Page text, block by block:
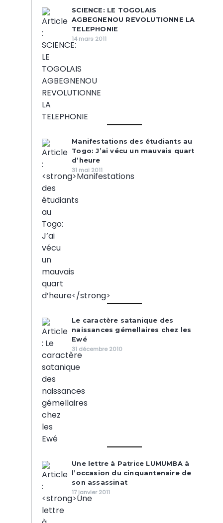
SCIENCE: LE TOGOLAIS
AGBEGNENOU REVOLUTIONNE LA
TELEPHONIE
14 mars 2011
Manifestations des étudiants au
Togo: J’ai vécu un mauvais quart
d’heure
31 mai 2011
Le caractère satanique des
naissances gémellaires chez les
Ewé
31 décembre 2010
Une lettre à Patrice LUMUMBA à
l’occasion du cinquantenaire de
son assassinat
17 janvier 2011